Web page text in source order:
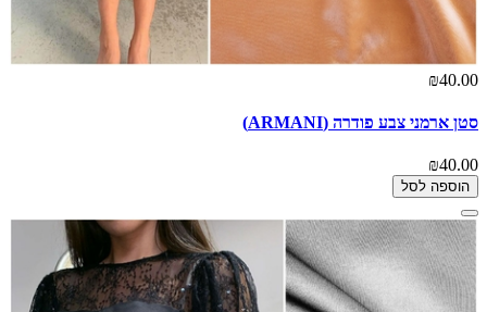
₪40.00
סטן ארמני צבע פודרה (ARMANI)
₪40.00
הוספה לסל